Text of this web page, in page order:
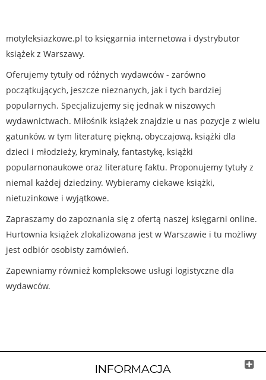
motyleksiazkowe.pl to księgarnia internetowa i dystrybutor
książek z Warszawy.
Oferujemy tytuły od różnych wydawców - zarówno
początkujących, jeszcze nieznanych, jak i tych bardziej
popularnych. Specjalizujemy się jednak w niszowych
wydawnictwach. Miłośnik książek znajdzie u nas pozycje z wielu
gatunków, w tym literaturę piękną, obyczajową, książki dla
dzieci i młodzieży, kryminały, fantastykę, książki
popularnonaukowe oraz literaturę faktu. Proponujemy tytuły z
niemal każdej dziedziny. Wybieramy ciekawe książki,
nietuzinkowe i wyjątkowe.
Zapraszamy do zapoznania się z ofertą naszej księgarni online.
Hurtownia książek zlokalizowana jest w Warszawie i tu możliwy
jest odbiór osobisty zamówień.
Zapewniamy również kompleksowe usługi logistyczne dla
wydawców.
INFORMACJA